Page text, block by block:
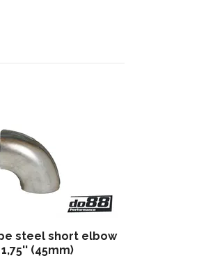
steel short elbow
(45mm)